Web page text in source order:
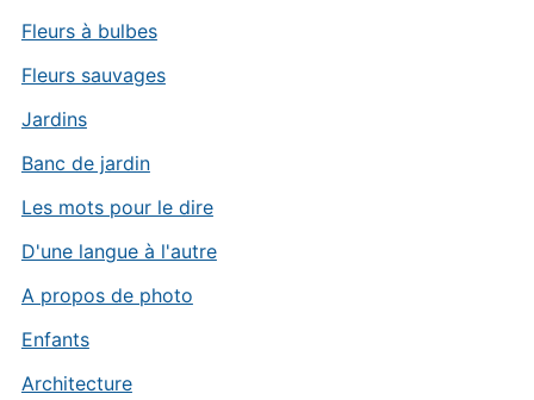
Fleurs à bulbes
Fleurs sauvages
Jardins
Banc de jardin
Les mots pour le dire
D'une langue à l'autre
A propos de photo
Enfants
Architecture